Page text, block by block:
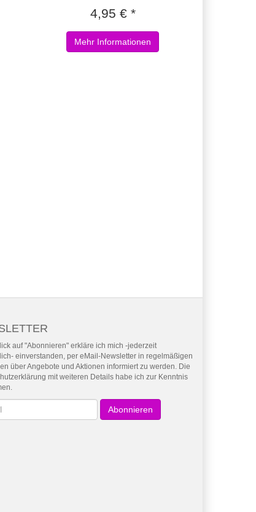
4,95 € *
Mehr Informationen
auf "Abonnieren" erkläre ich mich -jederzeit
einverstanden, per eMail-Newsletter in regelmäßigen
über Angebote und Aktionen informiert zu werden. Die
mit weiteren Details habe ich zur Kenntnis
Abonnieren